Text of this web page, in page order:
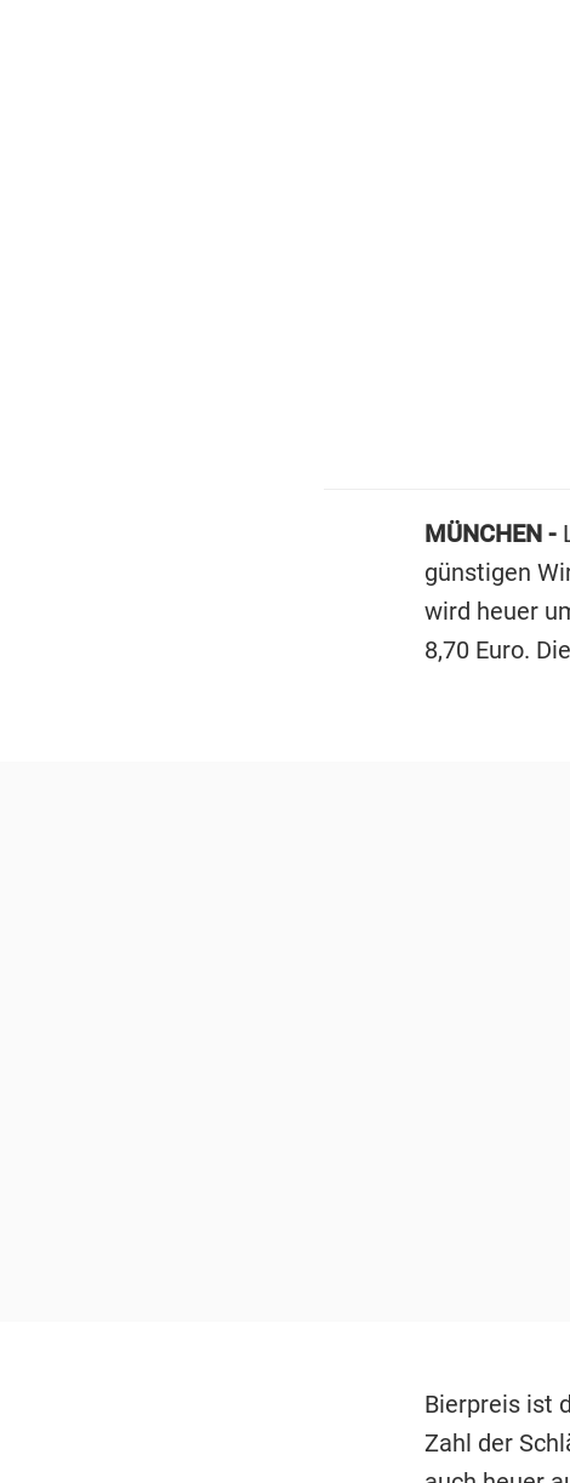
MÜNCHEN -
günstigen
wird heuer
8,70 Euro.
Bierpreis ist
Zahl der